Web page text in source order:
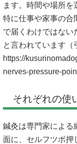
ます。時間や場所を
特に仕事や家事の合
で届くわけではない
と言われています（
https://
nerves-pressure-
それぞれの使
鍼灸は専門家による
面に、セルフツボ押